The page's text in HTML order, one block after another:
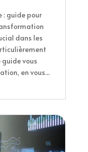
: guide pour
dans les
vous
en vous...